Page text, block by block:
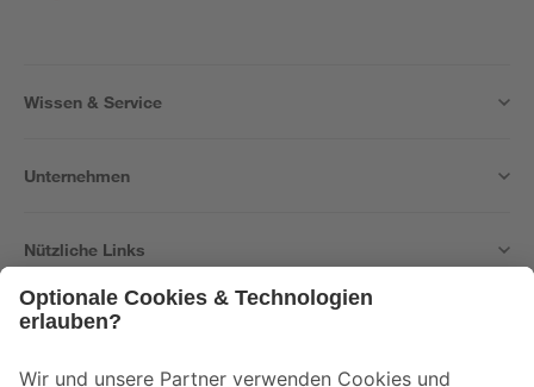
Wissen & Service
Unternehmen
Nützliche Links
Der toom Newsletter: Keine Angebote und Aktionen mehr verpassen!